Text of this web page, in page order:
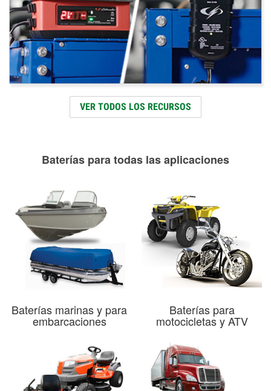
VER TODOS LOS RECURSOS
Baterías para todas las aplicaciones
Baterías marinas y para
embarcaciones
Baterías para
motocicletas y ATV